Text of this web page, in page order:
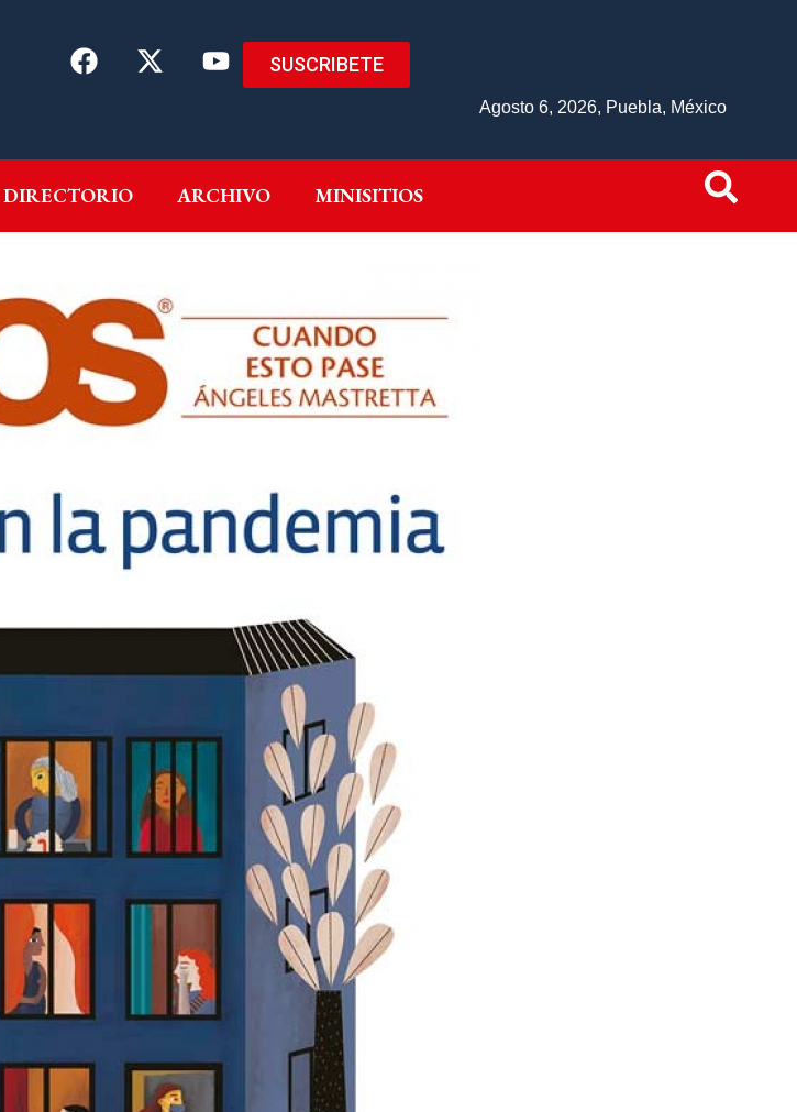
SUSCRIBETE
Agosto 6, 2026, Puebla, México
DIRECTORIO ARCHIVO MINISITIOS
GENEROS DIRECTORIO ARCHIVO MINISITIOS